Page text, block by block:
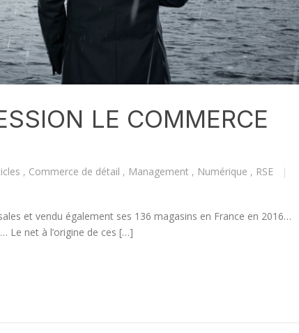
LE COMMERCE
, Commerce de détail , Management , Numérique , RSE
|
et vendu également ses 136 magasins en France en 2016…
Le net à l’origine de ces […]